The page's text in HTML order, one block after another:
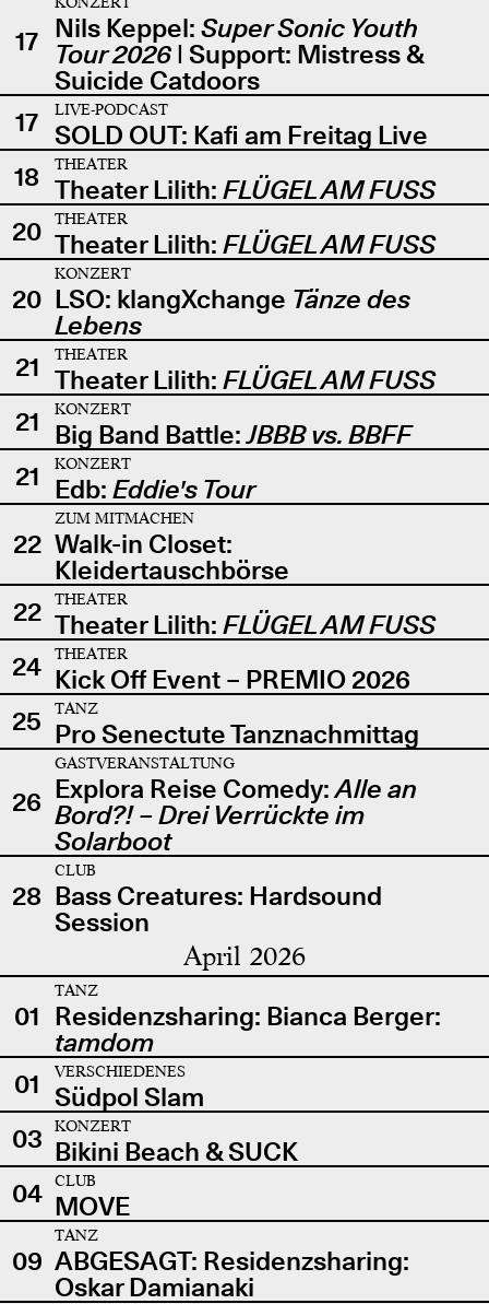
17 Nils Keppel: Super Sonic Youth
Tour 2026| Support: Mistress &
Suicide Catdoors
17
LIVE-PODCAST
SOLD OUT: Kafi am Freitag Live
18
THEATER
Theater Lilith: FLÜGEL AM FUSS
20
THEATER
Theater Lilith: FLÜGEL AM FUSS
20
KONZERT
LSO: klangXchange Tänze des
Lebens
21
THEATER
Theater Lilith: FLÜGEL AM FUSS
21
KONZERT
Big Band Battle:JBBB vs. BBFF
21
KONZERT
Edb: Eddie's Tour
22
ZUM MITMACHEN
Walk-in Closet:
Kleidertauschbörse
22
THEATER
Theater Lilith: FLÜGEL AM FUSS
24
THEATER
Kick Off Event – PREMIO 2026
25
TANZ
Pro Senectute Tanznachmittag
26
GASTVERANSTALTUNG
Explora Reise Comedy:Alle an
Bord?! – Drei Verrückte im
Solarboot
28
CLUB
Bass Creatures: Hardsound
Session
April 2026
01
TANZ
Residenzsharing: Bianca Berger:
tamdom
01
VERSCHIEDENES
Südpol Slam
03
KONZERT
Bikini Beach & SUCK
04
CLUB
MOVE
09
TANZ
ABGESAGT: Residenzsharing:
Oskar Damianaki